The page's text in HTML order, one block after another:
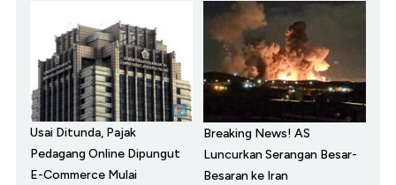
Usai Ditunda, Pajak
Pedagang Online Dipungut
E-Commerce Mulai
Breaking News! AS
Luncurkan Serangan Besar-
Besaran ke Iran